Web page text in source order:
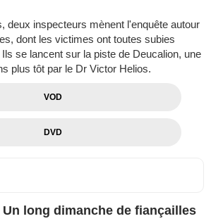
deux inspecteurs mènent l'enquête autour
dont les victimes ont toutes subies
se lancent sur la piste de Deucalion, une
plus tôt par le Dr Victor Helios.
VOD
DVD
Un long dimanche de fiançailles